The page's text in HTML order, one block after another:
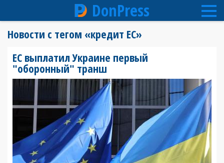
содержанию
DonPress
Новости с тегом «кредит ЕС»
ЕС выплатил Украине первый
"оборонный" транш